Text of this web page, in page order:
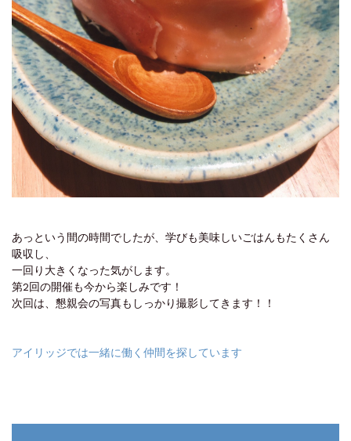
あっという間の時間でしたが、学びも美味しいごはんもたくさん
吸収し、
一回り大きくなった気がします。
第2回の開催も今から楽しみです！
次回は、懇親会の写真もしっかり撮影してきます！！
アイリッジでは一緒に働く仲間を探しています